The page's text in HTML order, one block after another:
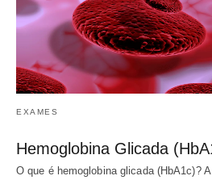
EXAMES
Hemoglobina Glicada
O que é hemoglobina glicada (HbA1c)?